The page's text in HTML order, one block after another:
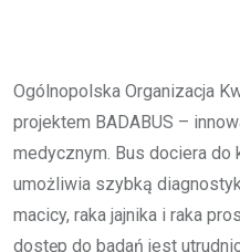
Ogólnopolska Organizacja
projektem BADABUS –
medycznym. Bus dociera
umożliwia szybką
macicy, raka jajnika i raka
dostęp do badań jest